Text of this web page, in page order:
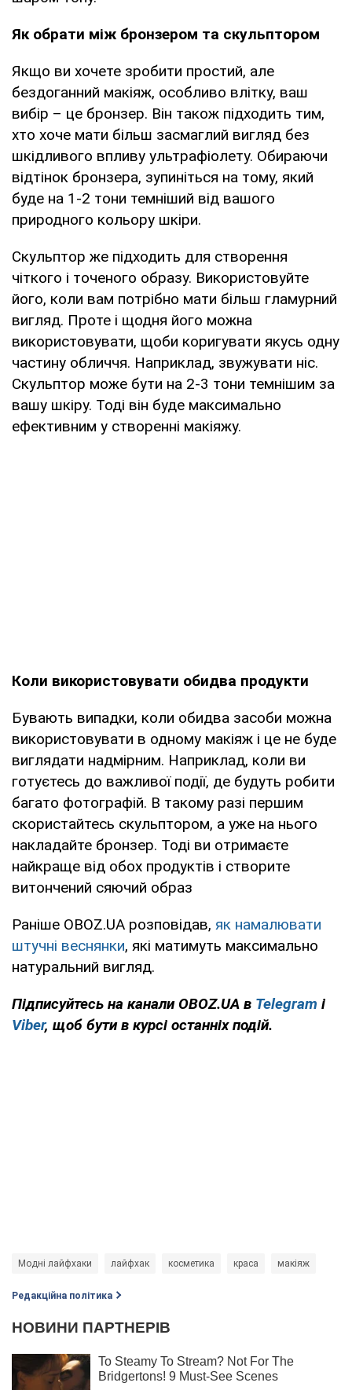
Як обрати між бронзером та скульптором
Якщо ви хочете зробити простий, але
бездоганний макіяж, особливо влітку, ваш
вибір – це бронзер. Він також підходить тим,
хто хоче мати більш засмаглий вигляд без
шкідливого впливу ультрафіолету. Обираючи
відтінок бронзера, зупиніться на тому, який
буде на 1-2 тони темніший від вашого
природного кольору шкіри.
Скульптор же підходить для створення
чіткого і точеного образу. Використовуйте
його, коли вам потрібно мати більш гламурний
вигляд. Проте і щодня його можна
використовувати, щоби коригувати якусь одну
частину обличчя. Наприклад, звужувати ніс.
Скульптор може бути на 2-3 тони темнішим за
вашу шкіру. Тоді він буде максимально
ефективним у створенні макіяжу.
Коли використовувати обидва продукти
Бувають випадки, коли обидва засоби можна
використовувати в одному макіяж і це не буде
виглядати надмірним. Наприклад, коли ви
готуєтесь до важливої події, де будуть робити
багато фотографій. В такому разі першим
скористайтесь скульптором, а уже на нього
накладайте бронзер. Тоді ви отримаєте
найкраще від обох продуктів і створите
витончений сяючий образ
Раніше OBOZ.UA розповідав, як намалювати
штучні веснянки, які матимуть максимально
натуральний вигляд.
Підписуйтесь на канали OBOZ.UA в Telegram і
Viber, щоб бути в курсі останніх подій.
Модні лайфхаки лайфхак косметика краса макіяж
Редакційна політика